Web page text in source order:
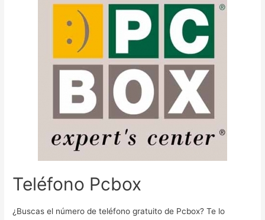
Teléfono Pcbox
¿Buscas el número de teléfono gratuito de Pcbox? Te lo